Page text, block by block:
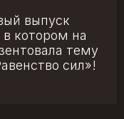
выпуск
котором на
тему
сил»!